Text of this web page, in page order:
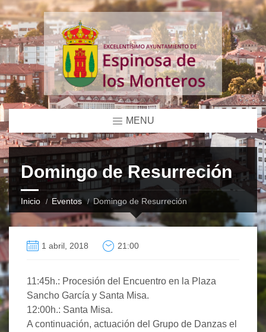
MENU
Domingo de Resurreción
Inicio Eventos Domingo de Resurreción
1 abril, 2018 21:00
11:45h.: Procesión del Encuentro en la Plaza
Sancho García y Santa Misa.
12:00h.: Santa Misa.
A continuación, actuación del Grupo de Danzas el